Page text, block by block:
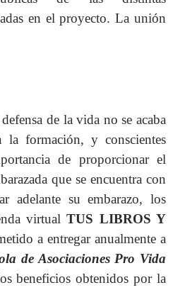
en el proyecto.La unión
de la vida no se acaba
formación, y conscientes
de proporcionar el
que se encuentra con
adelante su embarazo, los
virtualTUS LIBROS Y
a entregar anualmente a
de Asociaciones Pro Vida
beneficios obtenidos por la